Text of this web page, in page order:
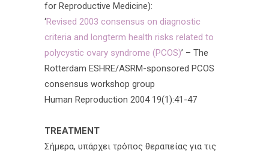
for Reproductive Medicine):
‘Revised 2003 consensus on diagnostic
criteria and longterm health risks related to
polycystic ovary syndrome (PCOS)’ – The
Rotterdam ESHRE/ASRM-sponsored PCOS
consensus workshop group
Human Reproduction 2004 19(1):41-47
TREATMENT
Σήμερα, υπάρχει τρόπος θεραπείας για τις